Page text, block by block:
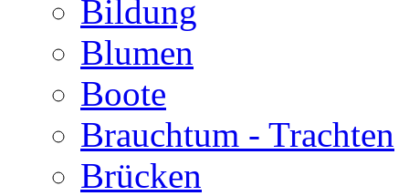
Bildung
Blumen
Boote
Brauchtum - Trachten
Brücken